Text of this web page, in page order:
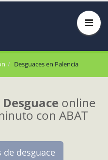
Desguaces en Palencia
online
con ABAT
desguace